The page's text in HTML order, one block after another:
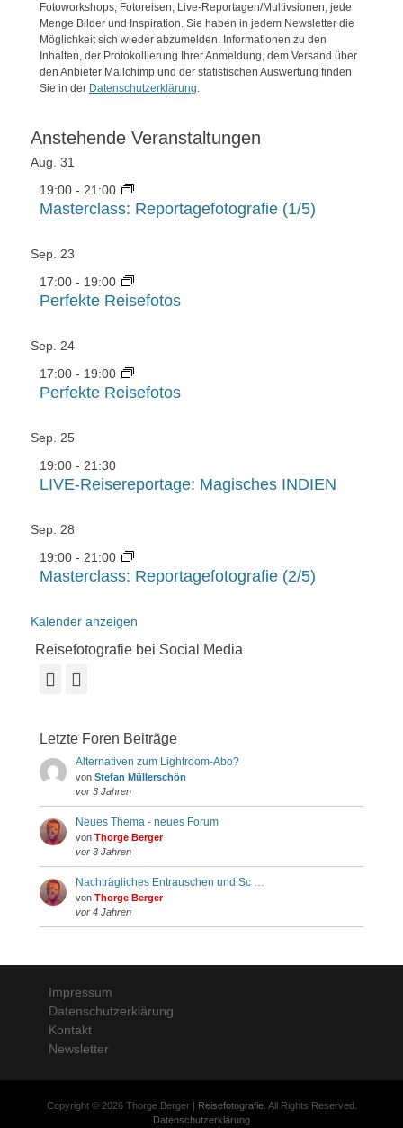
Fotoworkshops, Fotoreisen, Live-Reportagen/Multivsionen, jede
Menge Bilder und Inspiration. Sie haben in jedem Newsletter die
Möglichkeit sich wieder abzumelden. Informationen zu den
Inhalten, der Protokollierung Ihrer Anmeldung, dem Versand über
den Anbieter Mailchimp und der statistischen Auswertung finden
Sie in der Datenschutzerklärung.
Anstehende Veranstaltungen
Aug. 31
19:00 - 21:00
Masterclass: Reportagefotografie (1/5)
Sep. 23
17:00 - 19:00
Perfekte Reisefotos
Sep. 24
17:00 - 19:00
Perfekte Reisefotos
Sep. 25
19:00 - 21:30
LIVE-Reisereportage: Magisches INDIEN
Sep. 28
19:00 - 21:00
Masterclass: Reportagefotografie (2/5)
Kalender anzeigen
Reisefotografie bei Social Media
Facebook
Letzte Foren Beiträge
Alternativen zum Lightroom-Abo?
von Stefan Müllerschön
vor 3 Jahren
Neues Thema - neues Forum
von Thorge Berger
vor 3 Jahren
Nachträgliches Entrauschen und Sc …
von Thorge Berger
vor 4 Jahren
Impressum
Datenschutzerklärung
Kontakt
Newsletter
Copyright © 2026 Thorge Berger | Reisefotografie. All Rights Reserved.
Datenschutzerklärung